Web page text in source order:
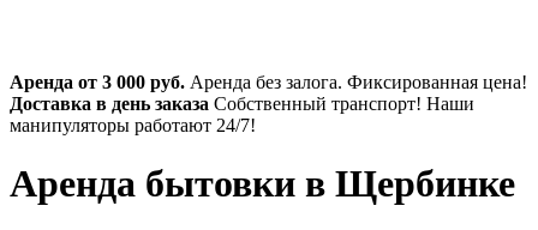
Аренда от 3 000 руб. Аренда без залога. Фиксированная цена!
Доставка в день заказа Собственный транспорт! Наши
манипуляторы работают 24/7!
Аренда бытовки в Щербинке